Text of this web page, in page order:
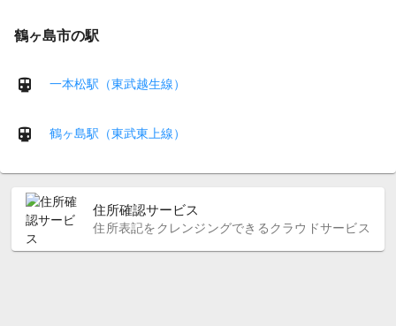
鶴ヶ島市の駅
一本松駅（東武越生線）
鶴ヶ島駅（東武東上線）
住所確認サービス
住所表記をクレンジングできるクラウドサービス